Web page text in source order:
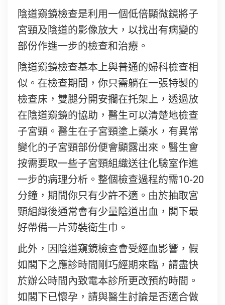
陰道窺鏡檢查是利用一個低倍顯微鏡將子
宮頸及陰道的影像放大，以找出有病變的
部份作進一步的檢查和治療。
陰道窺鏡檢查基本上與普通的婦科檢查相
似。在檢查期間，你只需躺在一張特製的
檢查床，雙腿分開安擱在托架上，透過放
在陰道窺鏡的協助，醫生可以清楚地檢查
子宮頸。醫生在子宮頸塗上藥水，有異常
變化的子宮頸部份便會顯露出來。醫生會
按需要取一些子宮頸組織送往化驗室作進
一步的病理分析。整個檢查過程約需10-20
分鐘，期間你只有少許不適。由於抽取宮
頸組織後通常會有少量陰道出血，閣下最
好帶備一片薄裝衛生巾。
此外，因陰道窺鏡檢查會受經血影響，假
如閣下之應診時間剛巧經期來臨，請盡快
於辦公時間內致電本診所更改預約時間。
如閣下已懷孕，請與醫生討論是否適合做